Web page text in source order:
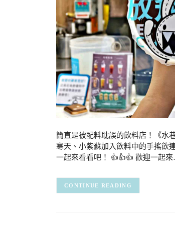
簡直是被配料耽誤的飲料店！《水
寒天、小紫蘇加入飲料中的手搖飲
一起來看看吧！ 👍👍👍 歡迎一起
CONTINUE READING